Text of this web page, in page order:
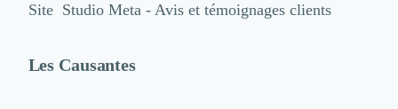
Site Studio Meta - Avis et témoignages clients
Les Causantes